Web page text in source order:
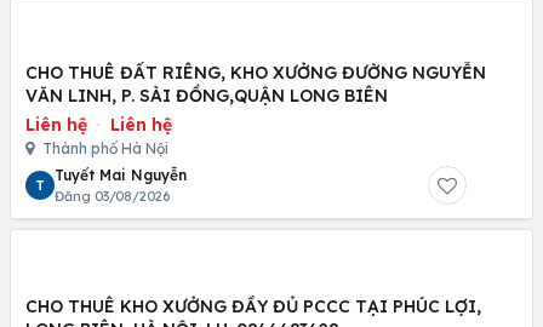
CHO THUÊ ĐẤT RIÊNG, KHO XƯỞNG ĐƯỜNG NGUYỄN
VĂN LINH, P. SÀI ĐỒNG,QUẬN LONG BIÊN
Liên hệ · Liên hệ
Thành phố Hà Nội
T
Tuyết Mai Nguyễn
Đăng 03/08/2026
CHO THUÊ KHO XƯỞNG ĐẦY ĐỦ PCCC TẠI PHÚC LỢI,